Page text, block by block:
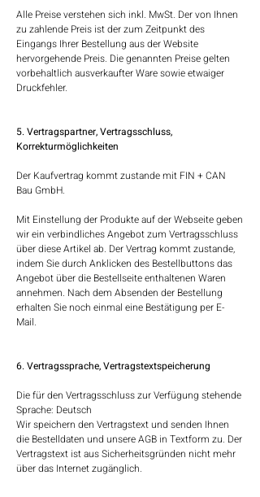
Alle Preise verstehen sich inkl. MwSt. Der von Ihnen
zu zahlende Preis ist der zum Zeitpunkt des
Eingangs Ihrer Bestellung aus der Website
hervorgehende Preis. Die genannten Preise gelten
vorbehaltlich ausverkaufter Ware sowie etwaiger
Druckfehler.
5. Vertragspartner, Vertragsschluss,
Korrekturmöglichkeiten
Der Kaufvertrag kommt zustande mit FIN + CAN
Bau GmbH.
Mit Einstellung der Produkte auf der Webseite geben
wir ein verbindliches Angebot zum Vertragsschluss
über diese Artikel ab. Der Vertrag kommt zustande,
indem Sie durch Anklicken des Bestellbuttons das
Angebot über die Bestellseite enthaltenen Waren
annehmen. Nach dem Absenden der Bestellung
erhalten Sie noch einmal eine Bestätigung per E-
Mail.
6. Vertragssprache, Vertragstextspeicherung
Die für den Vertragsschluss zur Verfügung stehende
Sprache: Deutsch
Wir speichern den Vertragstext und senden Ihnen
die Bestelldaten und unsere AGB in Textform zu. Der
Vertragstext ist aus Sicherheitsgründen nicht mehr
über das Internet zugänglich.